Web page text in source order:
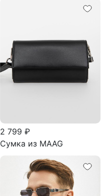
2 799 ₽
Сумка из MAAG